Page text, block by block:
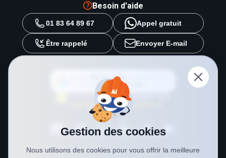
Besoin d'aide
01 83 64 89 67 Appel gratuit
Être rappelé Envoyer E-mail
METAL 2000
source préférée surGoogle
Gestion des cookies
Nous utilisons des cookies pour vous offrir la meilleure